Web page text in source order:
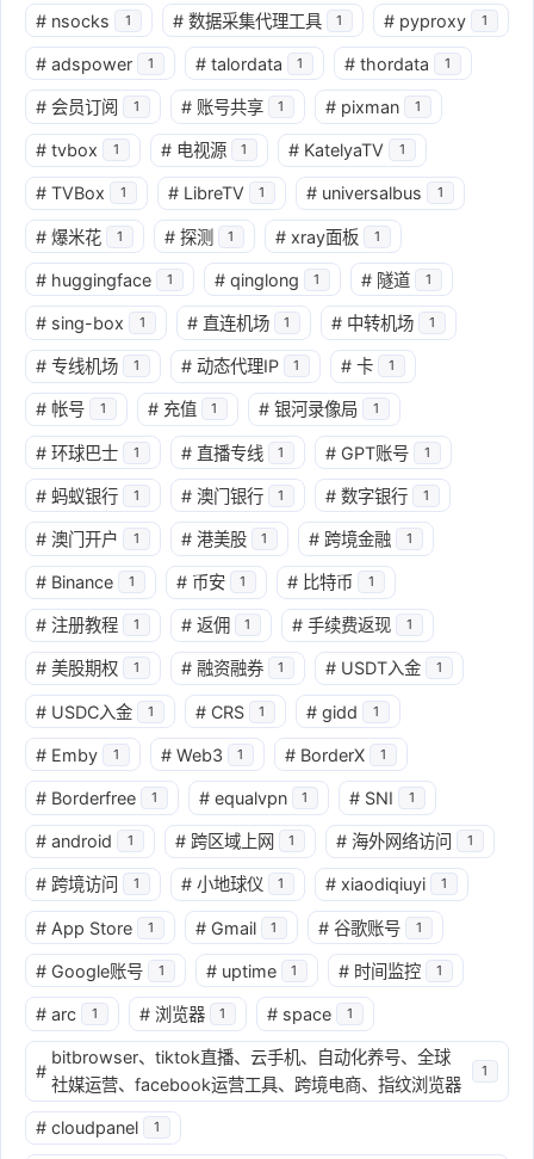
# nsocks 1 # 数据采集代理工具 1 # pyproxy 1
# adspower 1 # talordata 1 # thordata 1
# 会员订阅 1 # 账号共享 1 # pixman 1
# tvbox 1 # 电视源 1 # KatelyaTV 1
# TVBox 1 # LibreTV 1 # universalbus 1
# 爆米花 1 # 探测 1 # xray面板 1
# huggingface 1 # qinglong 1 # 隧道 1
# sing-box 1 # 直连机场 1 # 中转机场 1
# 专线机场 1 # 动态代理IP 1 # 卡 1
# 帐号 1 # 充值 1 # 银河录像局 1
# 环球巴士 1 # 直播专线 1 # GPT账号 1
# 蚂蚁银行 1 # 澳门银行 1 # 数字银行 1
# 澳门开户 1 # 港美股 1 # 跨境金融 1
# Binance 1 # 币安 1 # 比特币 1
# 注册教程 1 # 返佣 1 # 手续费返现 1
# 美股期权 1 # 融资融券 1 # USDT入金 1
# USDC入金 1 # CRS 1 # gidd 1
# Emby 1 # Web3 1 # BorderX 1
# Borderfree 1 # equalvpn 1 # SNI 1
# android 1 # 跨区域上网 1 # 海外网络访问 1
# 跨境访问 1 # 小地球仪 1 # xiaodiqiuyi 1
# App Store 1 # Gmail 1 # 谷歌账号 1
# Google账号 1 # uptime 1 # 时间监控 1
# arc 1 # 浏览器 1 # space 1
#
bitbrowser、tiktok直播、云手机、自动化养号、全球
社媒运营、facebook运营工具、跨境电商、指纹浏览器
1
# cloudpanel 1